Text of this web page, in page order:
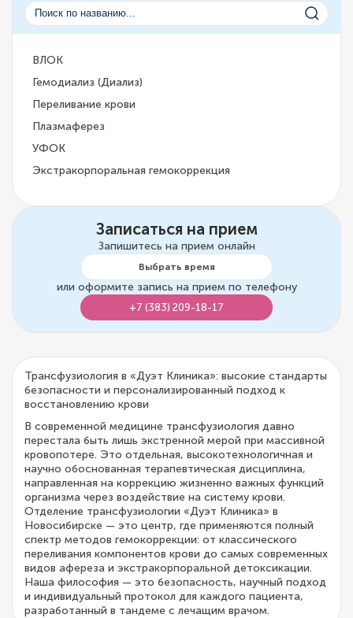
ВЛОК
Гемодиализ (Диализ)
Переливание крови
Плазмаферез
УФОК
Экстракорпоральная гемокоррекция
Записаться на прием
Запишитесь на прием онлайн
Выбрать время
или оформите запись на прием по телефону
+7 (383) 209-18-17
Трансфузиология в «Дуэт Клиника»: высокие стандарты
безопасности и персонализированный подход к
восстановлению крови
В современной медицине трансфузиология давно
перестала быть лишь экстренной мерой при массивной
кровопотере. Это отдельная, высокотехнологичная и
научно обоснованная терапевтическая дисциплина,
направленная на коррекцию жизненно важных функций
организма через воздействие на систему крови.
Отделение трансфузиологии «Дуэт Клиника» в
Новосибирске — это центр, где применяются полный
спектр методов гемокоррекции: от классического
переливания компонентов крови до самых современных
видов афереза и экстракорпоральной детоксикации.
Наша философия — это безопасность, научный подход
и индивидуальный протокол для каждого пациента,
разработанный в тандеме с лечащим врачом.